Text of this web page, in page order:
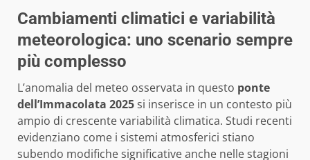
Cambiamenti climatici e variabilità
meteorologica: uno scenario sempre
più complesso
L’anomalia del meteo osservata in questo ponte
dell’Immacolata 2025si inserisce in un contesto più
ampio di crescente variabilità climatica. Studi recenti
evidenziano come i sistemi atmosferici stiano
subendo modifiche significative anche nelle stagioni